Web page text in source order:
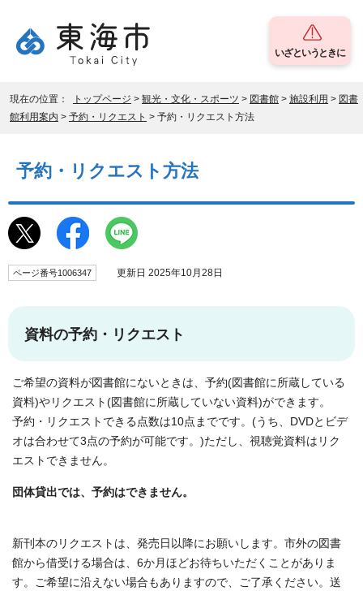
いざというときに
現在の位置： トップページ > 観光・文化・スポーツ > 図書館 > 施設利用 > 図書
館利用案内 > 予約・リクエスト > 予約・リクエスト方法
予約・リクエスト方法
ページ番号1006347 更新日 2025年10月28日
資料の予約・リクエスト
ご希望の資料が図書館にないときは、予約(図書館に所蔵している
資料)やリクエスト(図書館に所蔵していない資料)ができます。
予約・リクエストできる点数は10点までです。(うち、DVDとビデ
オは合わせて3点の予約が可能です。)ただし、視聴覚資料はリク
エストできません。
団体貸出では、予約はできません。
新刊本のリクエストは、発売日以降にお願いします。市外の図書
館から借受ける場合は、6か月ほどお待ちいただくことがありま
す。ご希望に沿えない場合もありますので、ご了承ください。送